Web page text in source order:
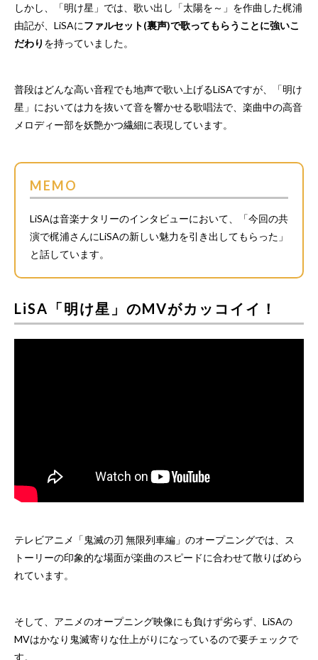
しかし、「明け星」では、歌い出し「太陽を～」を作曲した梶浦
由記が、LiSAにファルセット(裏声)で歌ってもらうことに強いこ
だわり を持っていました。
普段はどんな高い音程でも地声で歌い上げるLiSAですが、「明け
星」においては力を抜いて音を響かせる歌唱法で、楽曲中の高音
メロディー部を妖艶かつ繊細に表現しています。
MEMO
LiSAは音楽ナタリーのインタビューにおいて、「今回の共
演で梶浦さんにLiSAの新しい魅力を引き出してもらった」
と話しています。
LiSA「明け星」のMVがカッコイイ！
テレビアニメ「鬼滅の刃 無限列車編」のオープニングでは、ス
トーリーの印象的な場面が楽曲のスピードに合わせて散りばめら
れています。
そして、アニメのオープニング映像にも負けず劣らず、LiSAの
MVはかなり鬼滅寄りな仕上がりになっているので要チェックで
す。